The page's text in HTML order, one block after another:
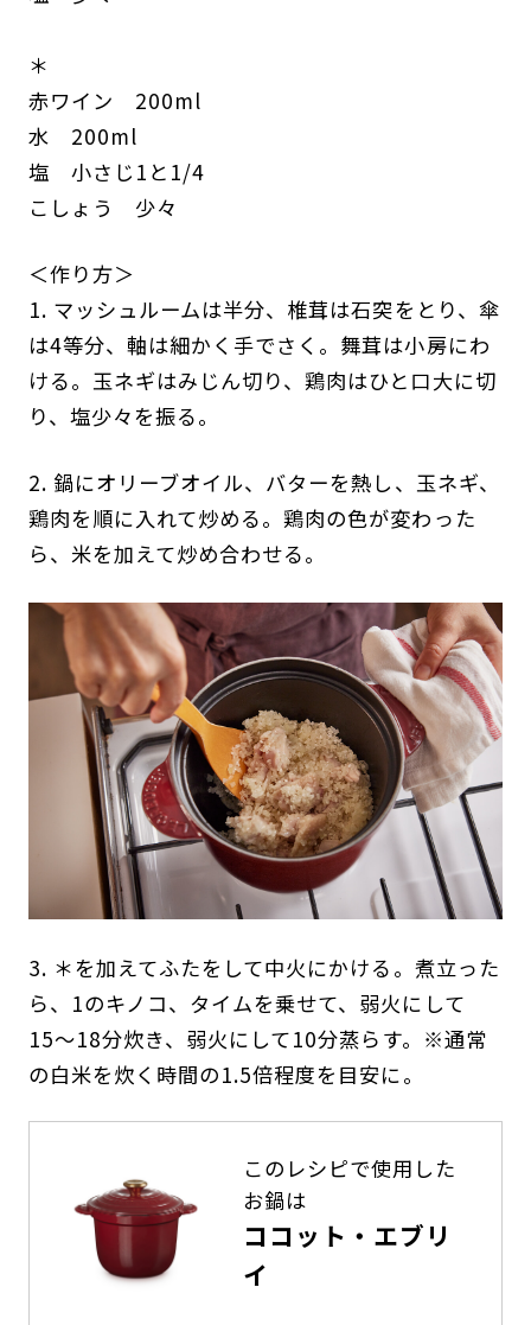
＊
赤ワイン 200ml
水 200ml
塩 小さじ1と1/4
こしょう 少々
＜作り方＞
1. マッシュルームは半分、椎茸は石突をとり、傘
は4等分、軸は細かく手でさく。舞茸は小房にわ
ける。玉ネギはみじん切り、鶏肉はひと口大に切
り、塩少々を振る。
2. 鍋にオリーブオイル、バターを熱し、玉ネギ、
鶏肉を順に入れて炒める。鶏肉の色が変わった
ら、米を加えて炒め合わせる。
3. ＊を加えてふたをして中火にかける。煮立った
ら、1のキノコ、タイムを乗せて、弱火にして
15〜18分炊き、弱火にして10分蒸らす。※通常
の白米を炊く時間の1.5倍程度を目安に。
このレシピで使用した
お鍋は
ココット・エブリ
イ